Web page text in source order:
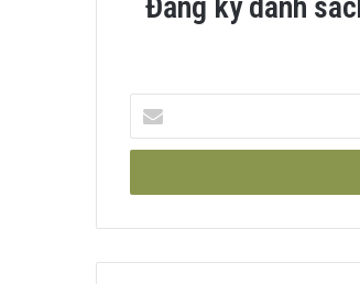
your
Email